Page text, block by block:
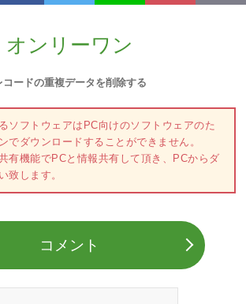
オンリーワン
コードの重複データを削除する
ソフトウェアはPC向けのソフトウェアのた
でダウンロードすることができません。
有機能でPCと情報共有して頂き、PCからダ
致します。
コメント